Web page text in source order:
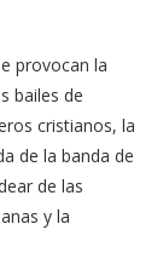
provocan la
bailes de
cristianos, la
de la banda de
de las
y la